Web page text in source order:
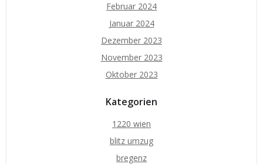
Februar 2024
Januar 2024
Dezember 2023
November 2023
Oktober 2023
Kategorien
1220 wien
blitz umzug
bregenz